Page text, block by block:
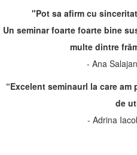
"Pot sa afirm cu
Un seminar foarte foarte bine
multe dintre
- Ana
“Excelent seminaurl la care
de
- Adrina